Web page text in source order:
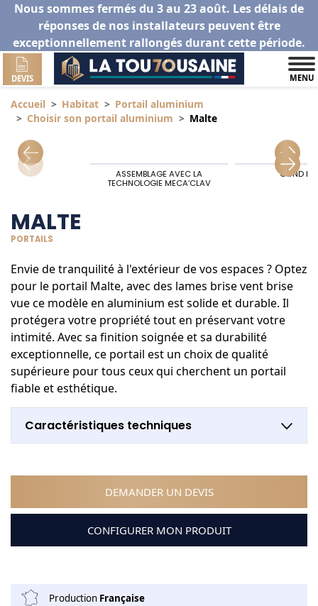
Nous sommes fermés du 3 au 23 août. Les délais de
réponses de nos installateurs peuvent être
exceptionnellement rallongés durant cette période.
DEVIS MENU
Accueil Habitat
Portail aluminium
Choisir son portail aluminium
Malte
ASSEMBLAGE AVEC LA
TECHNOLOGIE MECA’CLAV
GOND
MALTE
PORTAILS
Envie de tranquilité à l'extérieur de vos espaces ? Optez
pour le portail Malte, avec des lames brise vent brise
vue ce modèle en aluminium est solide et durable. Il
protégera votre propriété tout en préservant votre
intimité. Avec sa finition soignée et sa durabilité
exceptionnelle, ce portail est un choix de qualité
supérieure pour tous ceux qui cherchent un portail
fiable et esthétique.
Caractéristiques techniques
DEMANDER UN DEVIS
CONFIGURER MON PRODUIT
Production Française